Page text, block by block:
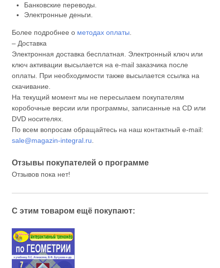
Банковские переводы.
Электронные деньги.
Более подробнее о методах оплаты
– Доставка
Электронная доставка бесплатная. Электронный ключ или
ключ активации высылается на e-mail заказчика после
оплаты. При необходимости также высылается ссылка на
скачивание.
На текущий момент мы не пересылаем покупателям
коробочные версии или программы, записанные на CD или
DVD носителях.
По всем вопросам обращайтесь на наш контактный e-mail:
sale@magazin-integral.ru
Отзывы покупателей о программе
Отзывов пока нет!
С этим товаром ещё покупают: